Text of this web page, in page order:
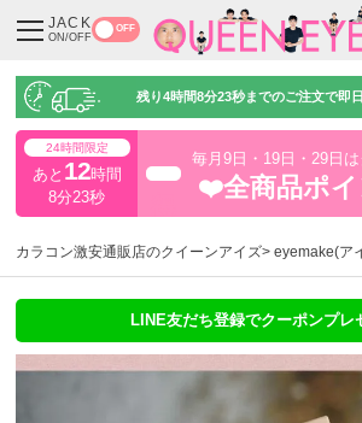
JACK
ON/OFF
OFF
残り4時間8分22秒までのご注文で即
24時間限定
あと 12時間
8分22秒
毎月9日・19日・29日
❤️全商品ポ
カラコン激安通販店のクイーンアイズ eyemake(ア
LINE友だち登録でクーポンプレ